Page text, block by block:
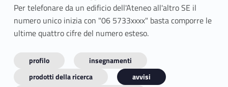
Per telefonare da un edificio dell'Ateneo all'altro SE il
numero unico inizia con "06 5733xxxx" basta comporre le
ultime quattro cifre del numero esteso.
profilo
insegnamenti
prodotti della ricerca
avvisi